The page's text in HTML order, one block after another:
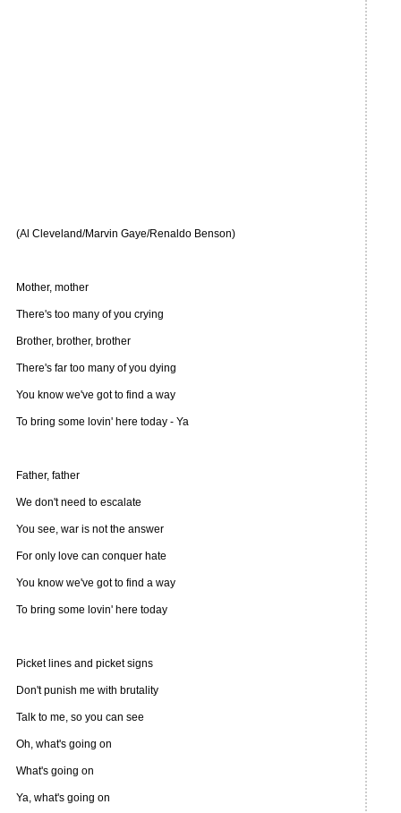
(Al Cleveland/Marvin Gaye/Renaldo Benson)
Mother, mother
There's too many of you crying
Brother, brother, brother
There's far too many of you dying
You know we've got to find a way
To bring some lovin' here today - Ya
Father, father
We don't need to escalate
You see, war is not the answer
For only love can conquer hate
You know we've got to find a way
To bring some lovin' here today
Picket lines and picket signs
Don't punish me with brutality
Talk to me, so you can see
Oh, what's going on
What's going on
Ya, what's going on